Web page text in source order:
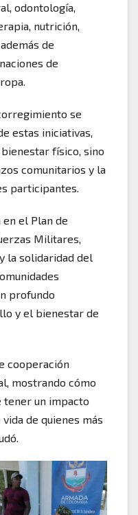
odontología,
nutrición,
de
de
se
estas iniciativas,
físico, sino
comunitarios y la
participantes.
en el Plan de
Militares,
la solidaridad del
profundo
y el bienestar de
cooperación
mostrando cómo
tener un impacto
de quienes más